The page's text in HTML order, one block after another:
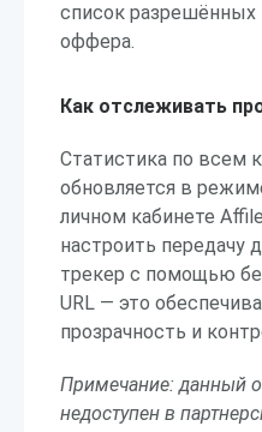
список разрешённых
оффера.
Как отслеживать
Статистика по всем
обновляется в
личном кабинете
настроить передачу
трекер с помощью
URL — это
прозрачность и
Примечание: данный
недоступен в